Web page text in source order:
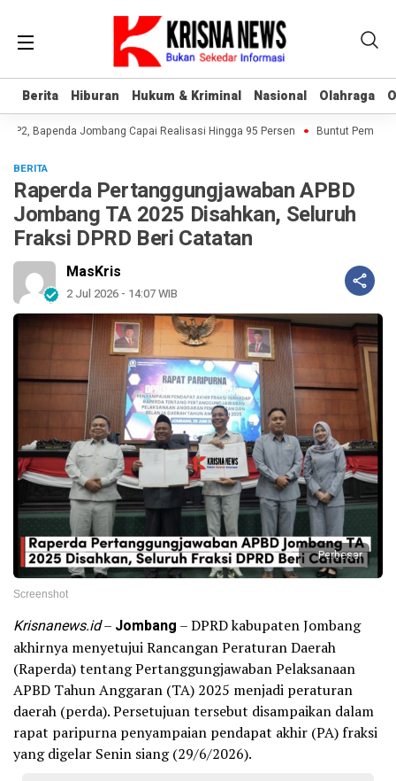
Berita Hiburan Hukum & Kriminal Nasional Olahraga
Berita Hiburan Hukum & Kriminal Nasional Olahraga
P2, Bapenda Jombang Capai Realisasi Hingga 95 Persen Buntut
BERITA
Raperda Pertanggungjawaban APBD
Jombang TA 2025 Disahkan, Seluruh
Fraksi DPRD Beri Catatan
MasKris
2 Jul 2026 - 14:07 WIB
Perbesar
Screenshot
Krisnanews.id– Jombang – DPRD kabupaten Jombang
akhirnya menyetujui Rancangan Peraturan Daerah
(Raperda) tentang Pertanggungjawaban Pelaksanaan
APBD Tahun Anggaran (TA) 2025 menjadi peraturan
daerah (perda). Persetujuan tersebut disampaikan dalam
rapat paripurna penyampaian pendapat akhir (PA) fraksi
yang digelar Senin siang (29/6/2026).